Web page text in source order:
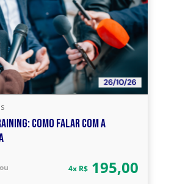
COMO FALAR COM A
4x R$195,00